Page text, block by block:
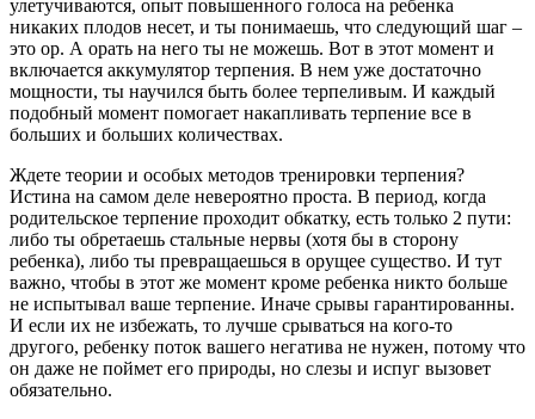
улетучиваются, опыт повышенного голоса на ребенка
никаких плодов несет, и ты понимаешь, что следующий шаг –
это ор. А орать на него ты не можешь. Вот в этот момент и
включается аккумулятор терпения. В нем уже достаточно
мощности, ты научился быть более терпеливым. И каждый
подобный момент помогает накапливать терпение все в
больших и больших количествах.
Ждете теории и особых методов тренировки терпения?
Истина на самом деле невероятно проста. В период, когда
родительское терпение проходит обкатку, есть только 2 пути:
либо ты обретаешь стальные нервы (хотя бы в сторону
ребенка), либо ты превращаешься в орущее существо. И тут
важно, чтобы в этот же момент кроме ребенка никто больше
не испытывал ваше терпение. Иначе срывы гарантированны.
И если их не избежать, то лучше срываться на кого-то
другого, ребенку поток вашего негатива не нужен, потому что
он даже не поймет его природы, но слезы и испуг вызовет
обязательно.